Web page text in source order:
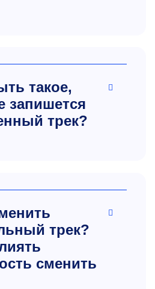
такое,
запишется
трек?
трек?
сменить